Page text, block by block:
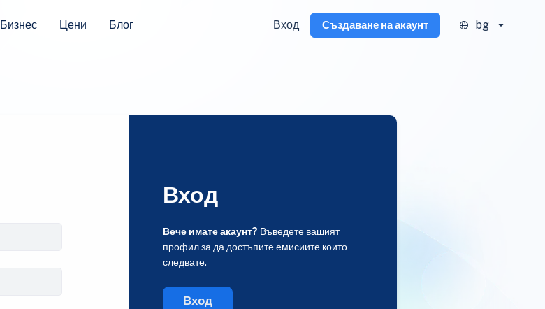
Бизнес Цени Блог Вход Създаване на акаунт bg
Вход
Вече имате акаунт? Въведете вашият
профил за да достъпите емисиите които
следвате.
Вход